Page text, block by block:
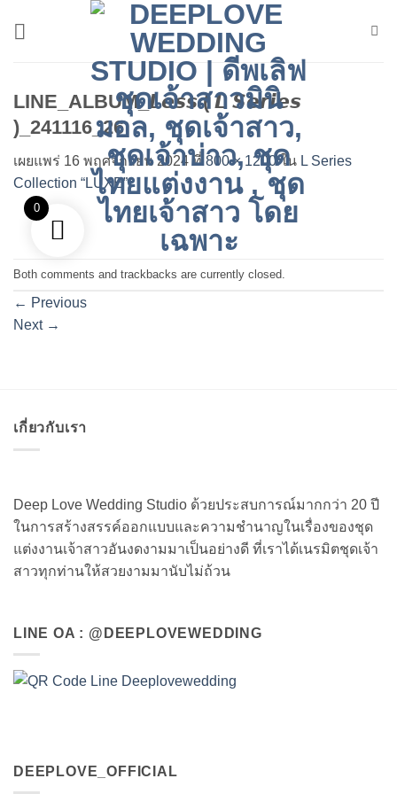
LINE_ALBUM_𝙇𝙚𝙨𝙨 ( 𝙇 𝙎𝙚𝙧𝙞𝙚𝙨
)_241116_26
เผยแพร่ 16 พฤศจิกายน 2024ที่ 800 × 1200ใน L Series
Collection “LUXE”
Both comments and trackbacks are currently closed.
← Previous
Next →
เกี่ยวกับเรา
Deep Love Wedding Studio ด้วยประสบการณ์มากกว่า 20 ปี
ในการสร้างสรรค์ออกแบบและความชำนาญในเรื่องของชุด
แต่งงานเจ้าสาวอันงดงามมาเป็นอย่างดี ที่เราได้เนรมิตชุดเจ้า
สาวทุกท่านให้สวยงามมานับไม่ถ้วน
LINE OA : @DEEPLOVEWEDDING
DEEPLOVE_OFFICIAL
0